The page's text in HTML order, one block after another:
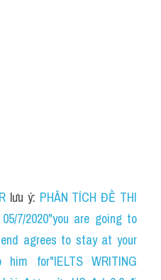
lưu ý: PHÂN TÍCH ĐỀ THI
7/2020"you are going to
agrees to stay at your
for"IELTS WRITING